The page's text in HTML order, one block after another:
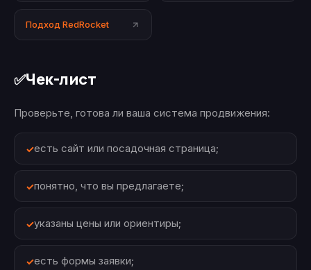
Подход RedRocket
✅Чек-лист
Проверьте, готова ли ваша система продвижения:
есть сайт или посадочная страница;
понятно, что вы предлагаете;
указаны цены или ориентиры;
есть формы заявки;